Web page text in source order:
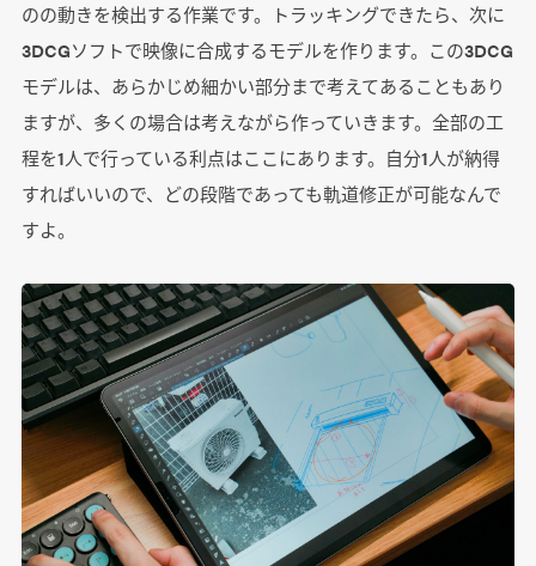
のの動きを検出する作業です。トラッキングできたら、次に
3DCGソフトで映像に合成するモデルを作ります。この3DCG
モデルは、あらかじめ細かい部分まで考えてあることもあり
ますが、多くの場合は考えながら作っていきます。全部の工
程を1人で行っている利点はここにあります。自分1人が納得
すればいいので、どの段階であっても軌道修正が可能なんで
すよ。